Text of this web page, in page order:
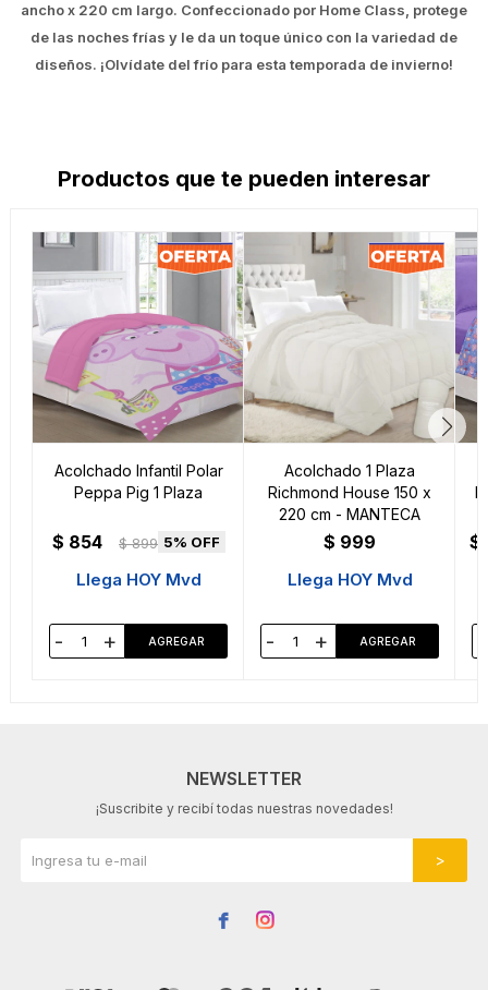
ancho x 220 cm largo. Confeccionado por Home Class, protege
de las noches frías y le da un toque único con la variedad de
diseños. ¡Olvídate del frío para esta temporada de invierno!
Productos que te pueden interesar
Acolchado Infantil Polar
Peppa Pig 1 Plaza
$ 854 $ 899 5
Llega HOY Mvd
- +
Acolchado 1 Plaza
Richmond House 150 x
220 cm - MANTECA
$ 999
Llega HOY Mvd
- +
$
NEWSLETTER
¡Suscribite y recibí todas nuestras novedades!
 